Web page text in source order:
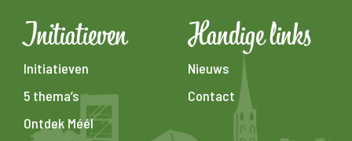
Initiatieven
Initiatieven
5 thema’s
Ontdek Méél
Handige links
Nieuws
Contact